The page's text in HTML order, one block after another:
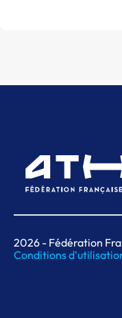
2026 - Fédération
Conditions